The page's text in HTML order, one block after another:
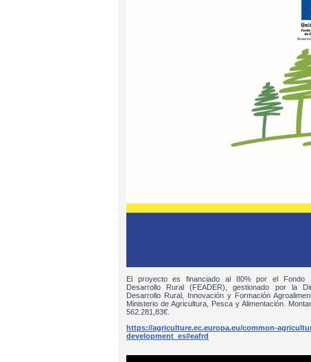
El proyecto es financiado al 80% por el Fondo
Desarrollo Rural (FEADER), gestionado por la
Desarrollo Rural, Innovación y Formación
Ministerio de Agricultura, Pesca y Alimentación.
562.281,83€.
https://agriculture.ec.europa.eu/common-
development_es#eafrd